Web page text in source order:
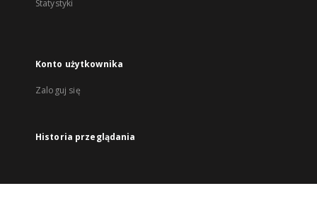
Statystyki
Konto użytkownika
Zaloguj się
Historia przeglądania